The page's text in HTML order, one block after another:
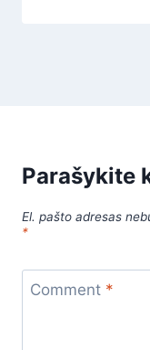
Parašykite
El. pašto adresas
*
Comment *